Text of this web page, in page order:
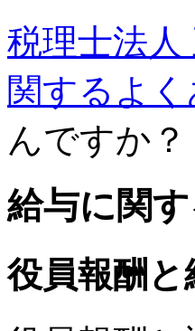
税理士法人
関するよく
んですか？
給与に関
役員報酬